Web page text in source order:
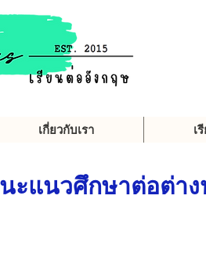
เกี่ยวกับเรา เ
ะแนวศึกษาต่อต่า